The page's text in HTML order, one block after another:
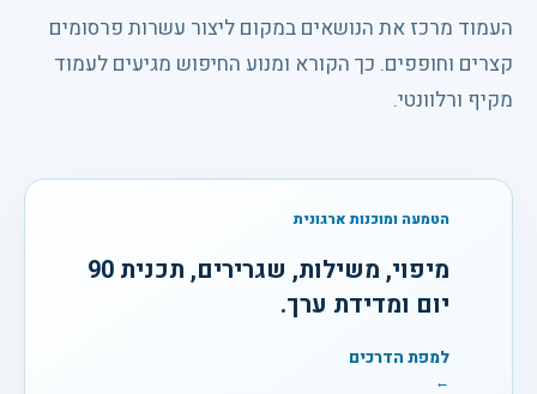
העמוד מרכז את הנושאים במקום ליצור עשרות פרסומים
קצרים וחופפים. כך הקורא ומנוע החיפוש מגיעים לעמוד
מקיף ורלוונטי.
הטמעה ומוכנות ארגונית
מיפוי, משילות, שגרירים, תכנית 90
יום ומדידת ערך.
למפת הדרכים
←